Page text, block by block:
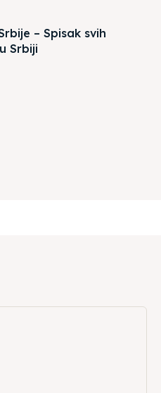
– Spisak svih
Srbiji